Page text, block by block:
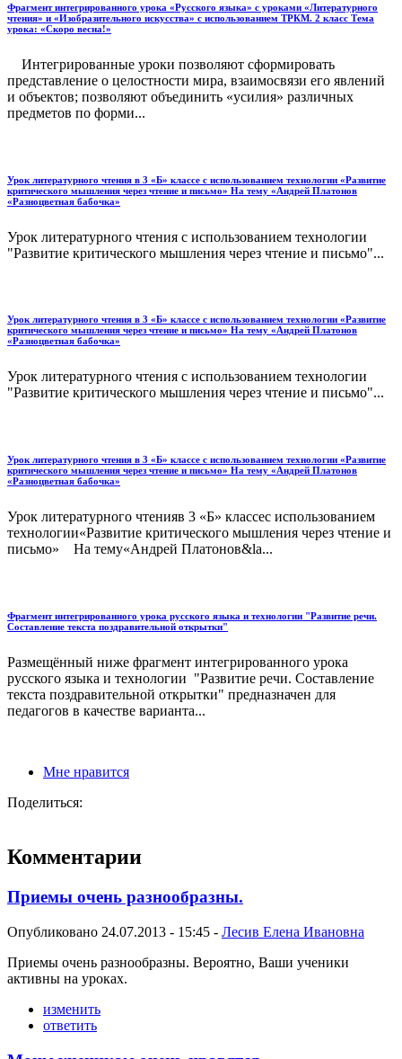
Фрагмент интегрированного урока «Русского языка» с уроками «Литературного
чтения» и «Изобразительного искусства» с использованием ТРКМ. 2 класс Тема
урока: «Скоро весна!»
Интегрированные уроки позволяют сформировать
представление о целостности мира, взаимосвязи его явлений
и объектов; позволяют объединить «усилия» различных
предметов по форми...
Урок литературного чтения в 3 «Б» классе с использованием технологии «Развитие
критического мышления через чтение и письмо» На тему «Андрей Платонов
«Разноцветная бабочка»
Урок литературного чтения с использованием технологии
"Развитие критического мышления через чтение и письмо"...
Урок литературного чтения в 3 «Б» классе с использованием технологии «Развитие
критического мышления через чтение и письмо» На тему «Андрей Платонов
«Разноцветная бабочка»
Урок литературного чтения с использованием технологии
"Развитие критического мышления через чтение и письмо"...
Урок литературного чтения в 3 «Б» классе с использованием технологии «Развитие
критического мышления через чтение и письмо» На тему «Андрей Платонов
«Разноцветная бабочка»
Урок литературного чтенияв 3 «Б» классес использованием
технологии«Развитие критического мышления через чтение и
письмо» На тему«Андрей Платонов&la...
Фрагмент интегрированного урока русского языка и технологии "Развитие речи.
Составление текста поздравительной открытки"
Размещённый ниже фрагмент интегрированного урока
русского языка и технологии "Развитие речи. Составление
текста поздравительной открытки" предназначен для
педагогов в качестве варианта...
Мне нравится
Поделиться:
Комментарии
Приемы очень разнообразны.
Опубликовано 24.07.2013 - 15:45 - Лесив Елена Ивановна
Приемы очень разнообразны. Вероятно, Ваши ученики
активны на уроках.
изменить
ответить